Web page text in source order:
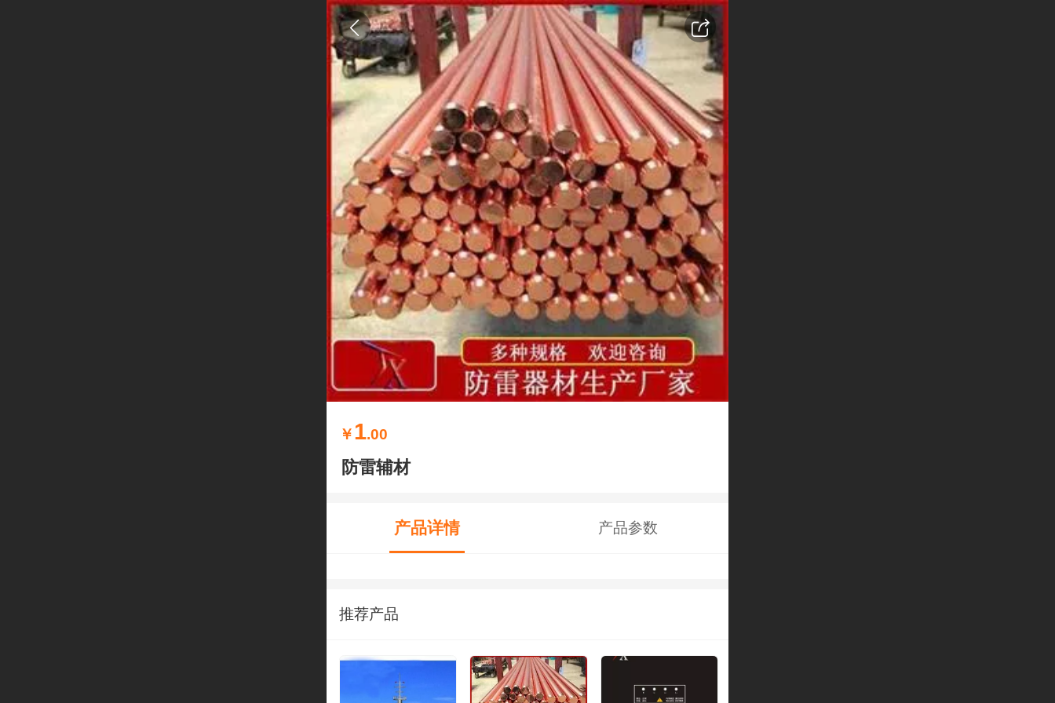
￥1.00
防雷辅材
产品详情 产品参数
推荐产品